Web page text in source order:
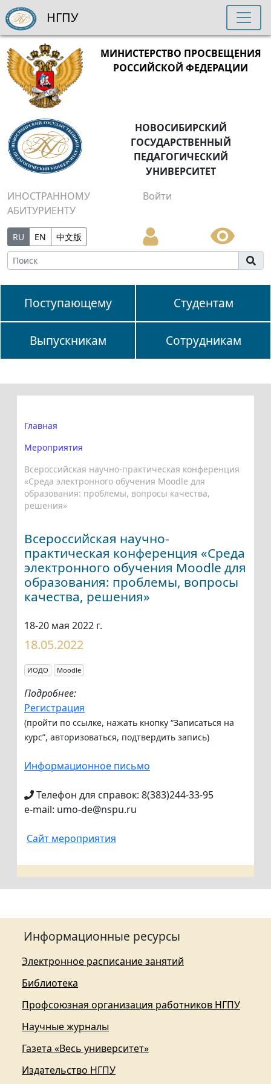
МИНИСТЕРСТВО ПРОСВЕЩЕНИЯ
РОССИЙСКОЙ ФЕДЕРАЦИИ
НОВОСИБИРСКИЙ
ГОСУДАРСТВЕННЫЙ
ПЕДАГОГИЧЕСКИЙ
УНИВЕРСИТЕТ
ИНОСТРАННОМУ
АБИТУРИЕНТУ
Войти
RU EN 中文版
Поступающему Студентам
Выпускникам Сотрудникам
НГПУ
Главная
Мероприятия
Всероссийская научно-практическая конференция
«Среда электронного обучения Moodle для
образования: проблемы, вопросы качества,
решения»
Всероссийская научно-
практическая конференция «Среда
электронного обучения Moodle для
образования: проблемы, вопросы
качества, решения»
18-20 мая 2022 г.
18.05.2022
ИОДО Moodle
Подробнее:
Регистрация
(пройти по ссылке, нажать кнопку “Записаться на
курс”, авторизоваться, подтвердить запись)
Информационное письмо
Телефон для справок: 8(383)244-33-95
e-mail: umo-de@nspu.ru
Сайт мероприятия
Информационные ресурсы
Электронное расписание занятий
Библиотека
Профсоюзная организация работников НГПУ
Научные журналы
Газета «Весь университет»
Издательство НГПУ